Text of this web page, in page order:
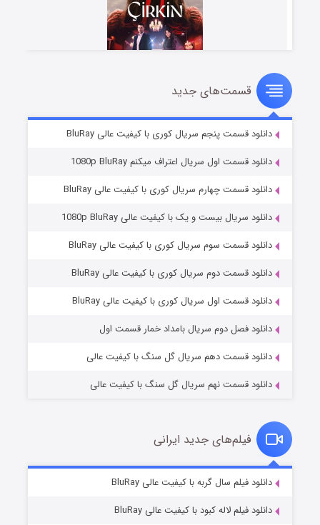
سریال زشت
قسمت۲ (زیرنویس) منتشر شد
مردگان متحرک: شهر مرده ۳
قسمت۲ (زیرنویس) منتشر شد
قسمت۷ (زیرنویس) منتشر شد
قسمت‌های جدید
دانلود قسمت پنجم سریال کوری با کیفیت عالی BluRay
دانلود قسمت اول سریال اعتراف میکنم 1080p BluRay
دانلود قسمت چهارم سریال کوری با کیفیت عالی BluRay
دانلود سریال بیست و یک با کیفیت عالی 1080p BluRay
دانلود قسمت سوم سریال کوری با کیفیت عالی BluRay
دانلود قسمت دوم سریال کوری با کیفیت عالی BluRay
دانلود قسمت اول سریال کوری با کیفیت عالی BluRay
دانلود فصل دوم سریال بامداد خمار قسمت اول
دانلود قسمت دهم سریال گل سنگ با کیفیت عالی
دانلود قسمت نهم سریال گل سنگ با کیفیت عالی
فیلم‌های جدید ایرانی
دانلود فیلم سال گربه با کیفیت عالی BluRay
دانلود فیلم لاله کبود با کیفیت عالی BluRay